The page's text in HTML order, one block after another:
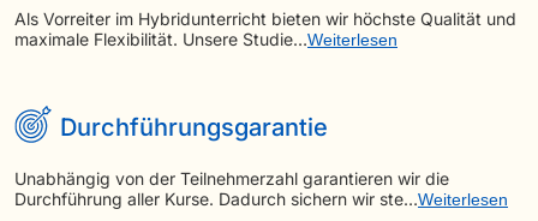
Als Vorreiter im Hybridunterricht bieten wir höchste Qualität und
maximale Flexibilität. Unsere Studie…Weiterlesen
Durchführungsgarantie
Unabhängig von der Teilnehmerzahl garantieren wir die
Durchführung aller Kurse. Dadurch sichern wir ste…Weiterlesen